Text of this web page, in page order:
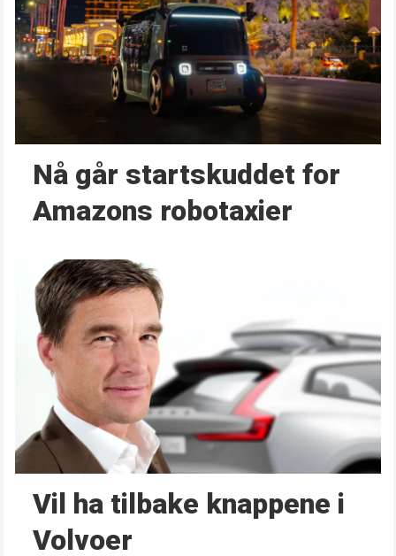
Nå går start­skuddet for
Amazons robotaxier
Vil ha tilbake knappene i
Volvoer